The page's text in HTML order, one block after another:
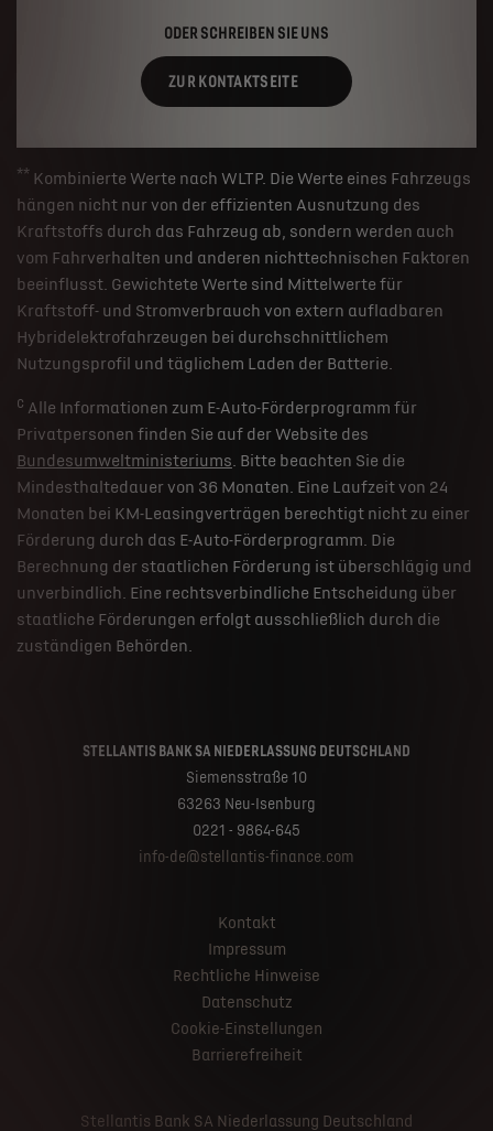
ODER SCHREIBEN SIE UNS
ZUR KONTAKTSEITE
** Kombinierte Werte nach WLTP. Die Werte eines Fahrzeugs
hängen nicht nur von der effizienten Ausnutzung des
Kraftstoffs durch das Fahrzeug ab, sondern werden auch
vom Fahrverhalten und anderen nichttechnischen Faktoren
beeinflusst. Gewichtete Werte sind Mittelwerte für
Kraftstoff- und Stromverbrauch von extern aufladbaren
Hybridelektrofahrzeugen bei durchschnittlichem
Nutzungsprofil und täglichem Laden der Batterie.
c Alle Informationen zum E-Auto-Förderprogramm für
Privatpersonen finden Sie auf der Website des
Bundesumweltministeriums. Bitte beachten Sie die
Mindesthaltedauer von 36 Monaten. Eine Laufzeit von 24
Monaten bei KM-Leasingverträgen berechtigt nicht zu einer
Förderung durch das E-Auto-Förderprogramm. Die
Berechnung der staatlichen Förderung ist überschlägig und
unverbindlich. Eine rechtsverbindliche Entscheidung über
staatliche Förderungen erfolgt ausschließlich durch die
zuständigen Behörden.
STELLANTIS BANK SA NIEDERLASSUNG DEUTSCHLAND
Siemensstraße 10
63263 Neu-Isenburg
0221 - 9864-645
info-de@stellantis-finance.com
Kontakt
Impressum
Rechtliche Hinweise
Datenschutz
Cookie-Einstellungen
Barrierefreiheit
Stellantis Bank SA Niederlassung Deutschland